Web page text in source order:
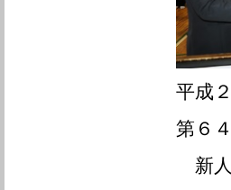
平成
第６
新